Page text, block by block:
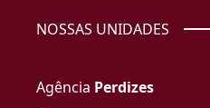
NOSSAS UNIDADES
Agência Perdizes